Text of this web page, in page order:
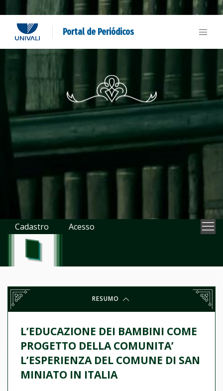
Portal de Periódicos
Cadastro Acesso
RESUMO
L’EDUCAZIONE DEI BAMBINI COME
PROGETTO DELLA COMUNITA’
L’ESPERIENZA DEL COMUNE DI SAN
MINIATO IN ITALIA